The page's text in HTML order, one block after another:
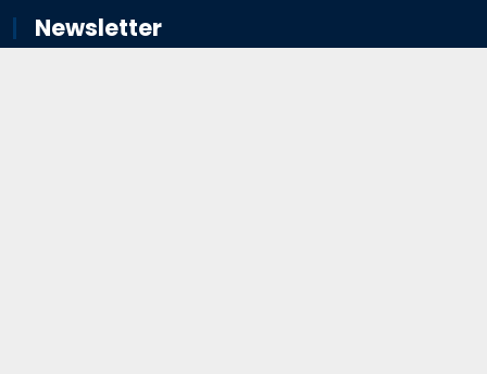
Newsletter